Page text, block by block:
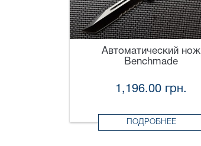
Автоматический нож
Benchmade
1,196.00 грн.
ПОДРОБНЕЕ